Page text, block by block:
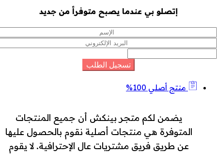
إتصلو بي عندما يصبح متوفراً من جديد
منتج أصلي 100%
يضمن لكم متجر بينكش أن جميع المنتجات
المتوفرة هي منتجات أصلية نقوم بالحصول عليها
عن طريق فريق مشتريات عال الإحترافية. لا يقوم